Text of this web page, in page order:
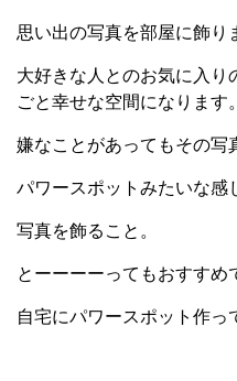
思い出の写真を部屋に飾り
大好きな人とのお気に入り
ごと幸せな空間になります。
嫌なことがあってもその写
パワースポットみたいな感
写真を飾ること。
とーーーーってもおすすめ
自宅にパワースポット作っ